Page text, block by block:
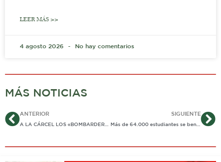
LEER MÁS >>
4 agosto 2026 No hay comentarios
MÁS NOTICIAS
AntANTERIOR
A LA CÁRCEL LOS «BOMBARDEROS DEL NORTE» POR ATAQUES Y ATENTADOS EN PAZ DE ARIPORO Y HATO COROZAL
SIGUIENTE
Más de 64.000 estudiantes se benefician de proyectos de infraestructura educativa en el país, el 99% en zonas rurales